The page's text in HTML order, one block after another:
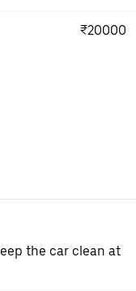
₹20000
the car clean at